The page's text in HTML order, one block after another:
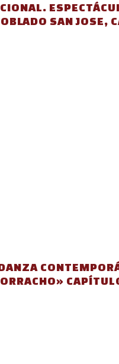
O SAN JOSE,